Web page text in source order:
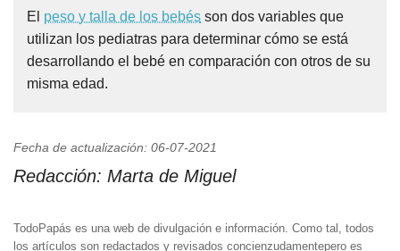
El peso y talla de los bebés son dos variables que
utilizan los pediatras para determinar cómo se está
desarrollando el bebé en comparación con otros de su
misma edad.
Fecha de actualización: 06-07-2021
Redacción: Marta de Miguel
TodoPapás es una web de divulgación e información. Como tal, todos
los artículos son redactados y revisados concienzudamentepero es